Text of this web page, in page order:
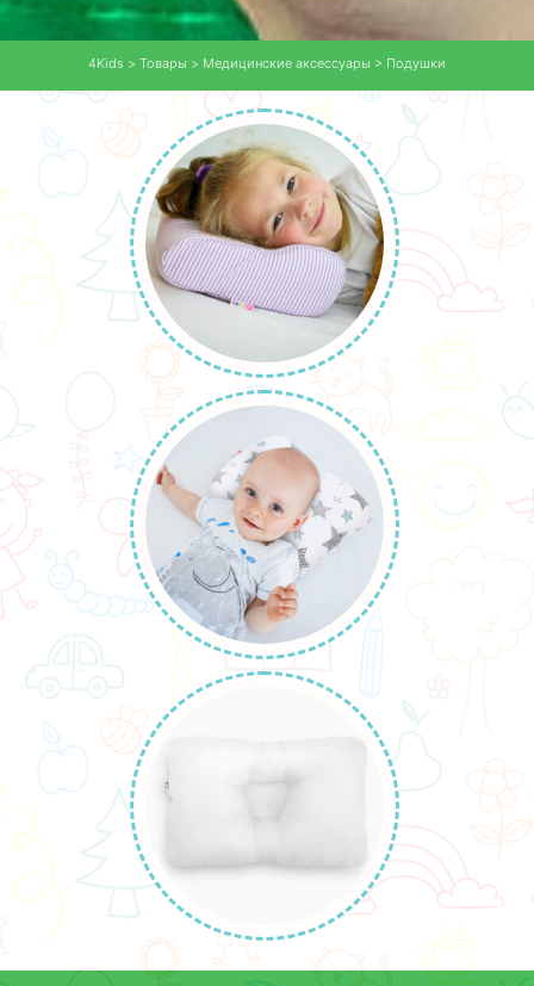
4Kids > Товары > Медицинские аксессуары > Подушки